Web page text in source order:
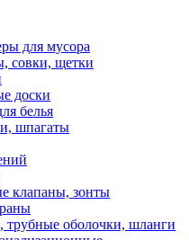
для мусора
совки, щетки
доски
белья
шпагаты
клапаны, зонты
оболочки, шланги